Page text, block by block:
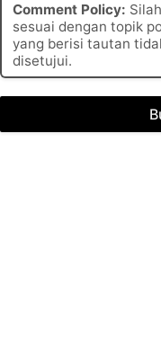
Comment Policy:
sesuai dengan topik
yang berisi tautan
disetujui.